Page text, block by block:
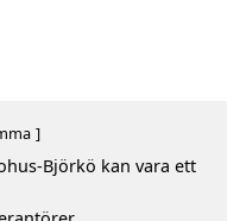
Björkö kan vara ett